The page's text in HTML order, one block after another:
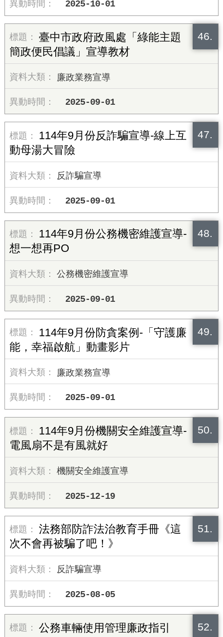
2025-10-01
46.
臺中市政府政風處「綠能主題
簡政便民倡議」宣導教材
廉政業務宣導
2025-09-01
47.
114年9月份反詐騙宣導-線上互
動母湯大冒險
反詐騙宣導
2025-09-01
48.
114年9月份公務機密維護宣導-
想一想再PO
公務機密維護宣導
2025-09-01
49.
114年9月份防貪案例-「守護廉
能，幸福啟航」動畫影片
廉政業務宣導
2025-09-01
50.
114年9月份機關安全維護宣導-
電風扇不是有風就好
機關安全維護宣導
2025-12-19
51.
法務部防詐法治教育手冊《這
次不會再被騙了吧！》
反詐騙宣導
2025-08-05
52.
公務車輛使用管理廉政指引